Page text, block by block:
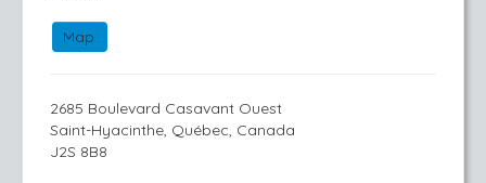
Map
2685 Boulevard Casavant Ouest
Saint-Hyacinthe, Québec, Canada
J2S 8B8